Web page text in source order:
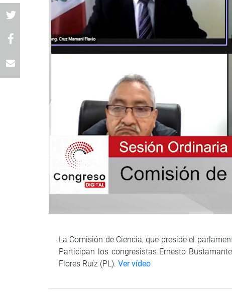
La Comisión de Ciencia, que preside el
Participan los congresistas Ernesto
Flores Ruíz (PL). Ver vídeo